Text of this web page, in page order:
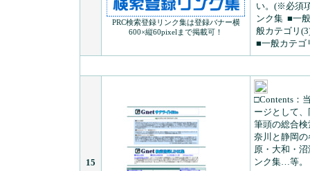
PRC検索登録リンク集は登録バナー横
600×縦60pixelまで掲載可！
い。(※必須
ンク集 ■一
般カテゴリ
■一般カテゴ
15
□Contents：
ージとして、
筆頭の総合検
奈川と静岡
原・大和・
ンク集…等。